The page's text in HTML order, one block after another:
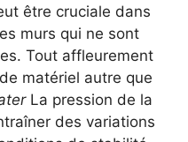
être cruciale dans
murs qui ne sont
Tout affleurement
matériel autre que
La pression de la
des variations